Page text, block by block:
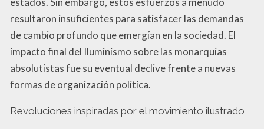
resultaron insuficientes para satisfacer las demandas
de cambio profundo que emergían en la sociedad. El
impacto final del Iluminismo sobre las monarquías
absolutistas fue su eventual declive frente a nuevas
formas de organización política.
Revoluciones inspiradas por el movimiento ilustrado